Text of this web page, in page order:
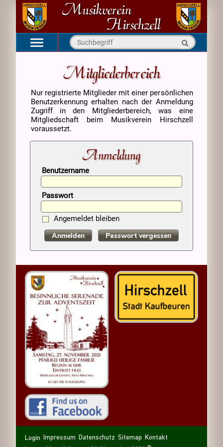
Verein
Kapellen
Medien
Mitgliederbereich
Nur registrierte Mitglieder mit einer persönlichen
Benutzerkennung erhalten nach der Anmeldung
Zugriff in den Mitgliederbereich, was eine
Mitgliedschaft beim Musikverein Hirschzell
voraussetzt.
Anmeldung
Benutzername
Passwort
Angemeldet bleiben
Anmelden Passwort vergessen
Navigation
überspringen
Login Impressum Datenschutz Navigation
überspringen
Sitemap Kontakt